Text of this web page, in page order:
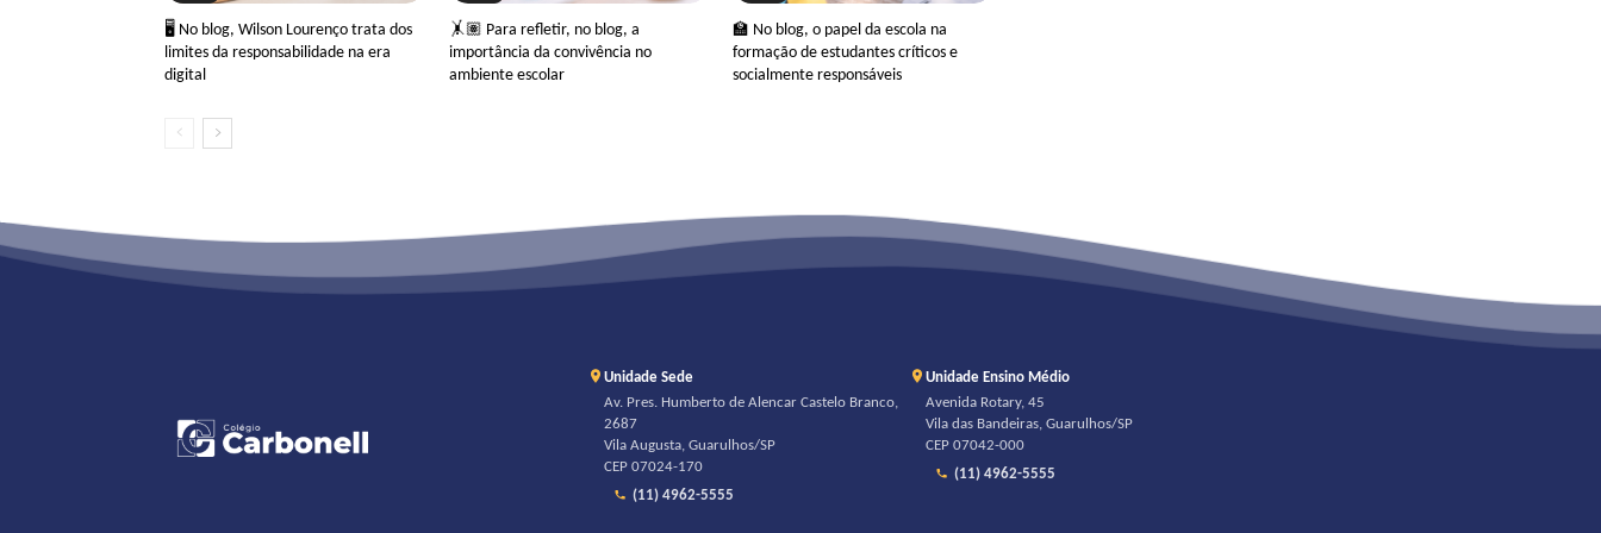
🖥 No blog, Wilson Lourenço trata dos
limites da responsabilidade na era
digital
🤸🏽 Para refletir, no blog, a
importância da convivência no
ambiente escolar
🏫 No blog, o papel da escola na
formação de estudantes críticos e
socialmente responsáveis
Unidade Sede
Av. Pres. Humberto de Alencar Castelo Branco,
2687
Vila Augusta, Guarulhos/SP
CEP 07024-170
(11) 4962-5555
Unidade Ensino Médio
Avenida Rotary, 45
Vila das Bandeiras, Guarulhos/SP
CEP 07042-000
(11) 4962-5555